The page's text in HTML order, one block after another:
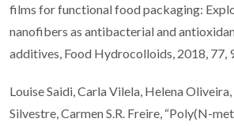
films for functional food packaging:
nanofibers as antibacterial and
additives, Food Hydrocolloids, 2018, 77,
Louise Saidi, Carla Vilela, Helena Oliveira,
Silvestre, Carmen S.R. Freire, “Poly(N-